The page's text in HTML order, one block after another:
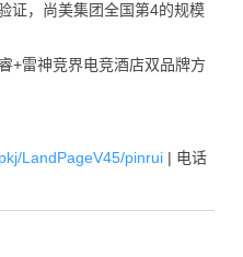
证，尚美集团全国第4的规模
+雷神竞界电竞酒店双品牌方
LandPageV45/pinrui | 电话